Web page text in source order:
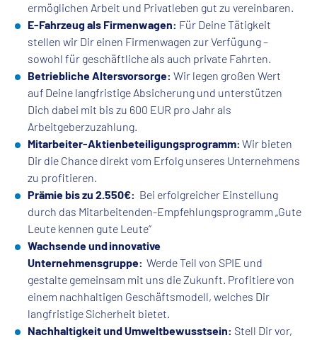
ermöglichen Arbeit und Privatleben gut zu vereinbaren.
E-Fahrzeug als Firmenwagen: Für Deine Tätigkeit
stellen wir Dir einen Firmenwagen zur Verfügung –
sowohl für geschäftliche als auch private Fahrten.
Betriebliche Altersvorsorge: Wir legen großen Wert
auf Deine langfristige Absicherung und unterstützen
Dich dabei mit bis zu 600 EUR pro Jahr als
Arbeitgeberzuzahlung.
Mitarbeiter-Aktienbeteiligungsprogramm: Wir bieten
Dir die Chance direkt vom Erfolg unseres Unternehmens
zu profitieren.
Prämie bis zu 2.550€: Bei erfolgreicher Einstellung
durch das Mitarbeitenden-Empfehlungsprogramm „Gute
Leute kennen gute Leute“
Wachsende und innovative
Unternehmensgruppe: Werde Teil von SPIE und
gestalte gemeinsam mit uns die Zukunft. Profitiere von
einem nachhaltigen Geschäftsmodell, welches Dir
langfristige Sicherheit bietet.
Nachhaltigkeit und Umweltbewusstsein: Stell Dir vor,